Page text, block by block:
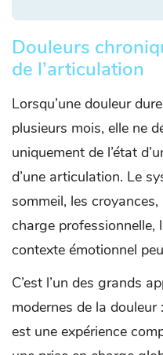
Douleurs
de l’articulation
Lorsqu’une douleur
plusieurs mois, elle ne
uniquement de l’état
d’une articulation. Le
sommeil, les
charge professionnelle,
contexte émotionnel
C’est l’un des grands
modernes de la
est une expérience